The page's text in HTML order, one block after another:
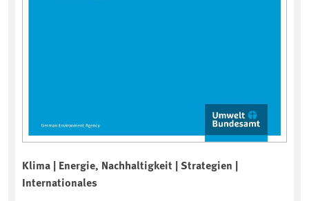
Klima | Energie, Nachhaltigkeit | Strategien |
Internationales